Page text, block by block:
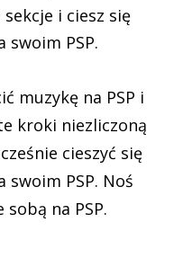
sekcje i ciesz się
swoim PSP.
muzykę na PSP i
kroki niezliczoną
cieszyć się
swoim PSP. Noś
na PSP.